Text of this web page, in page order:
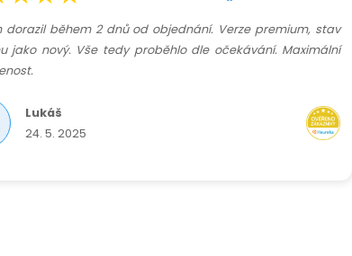
dorazil během 2 dnů od objednání. Verze premium, stav
jako nový. Vše tedy proběhlo dle očekávání. Maximální
Lukáš
24. 5. 2025